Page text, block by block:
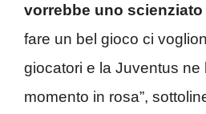
vorrebbe uno
fare un bel gioco ci
giocatori e la Juventus ne
momento in rosa”,